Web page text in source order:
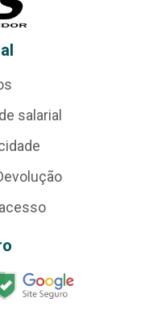
salarial